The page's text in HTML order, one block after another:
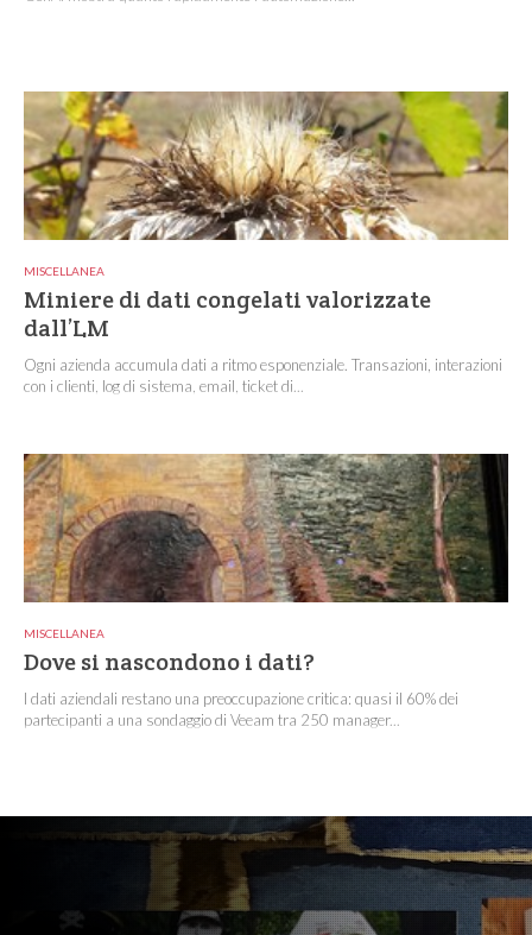
MISCELLANEA
Miniere di dati congelati valorizzate
dall’LM
Ogni azienda accumula dati a ritmo esponenziale. Transazioni, interazioni
con i clienti, log di sistema, email, ticket di...
MISCELLANEA
Dove si nascondono i dati?
I dati aziendali restano una preoccupazione critica: quasi il 60% dei
partecipanti a una sondaggio di Veeam tra 250 manager...